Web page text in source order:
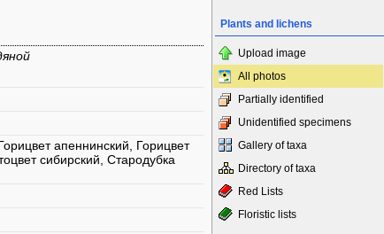
апеннинский, Горицвет
сибирский, Стародубка
Plants and lichens
Upload image
All photos
Partially identified
Unidentified specimens
Gallery of taxa
Directory of taxa
Red Lists
Floristic lists